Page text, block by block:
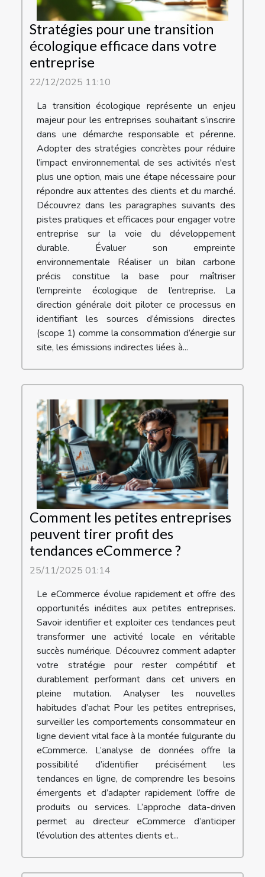
Stratégies pour une transition
écologique efficace dans votre
entreprise
22/12/2025 11:10
La transition écologique représente un enjeu
majeur pour les entreprises souhaitant s’inscrire
dans une démarche responsable et pérenne.
Adopter des stratégies concrètes pour réduire
l’impact environnemental de ses activités n'est
plus une option, mais une étape nécessaire pour
répondre aux attentes des clients et du marché.
Découvrez dans les paragraphes suivants des
pistes pratiques et efficaces pour engager votre
entreprise sur la voie du développement
durable. Évaluer son empreinte
environnementale Réaliser un bilan carbone
précis constitue la base pour maîtriser
l’empreinte écologique de l’entreprise. La
direction générale doit piloter ce processus en
identifiant les sources d’émissions directes
(scope 1) comme la consommation d’énergie sur
site, les émissions indirectes liées à...
Comment les petites entreprises
peuvent tirer profit des
tendances eCommerce ?
25/11/2025 01:14
Le eCommerce évolue rapidement et offre des
opportunités inédites aux petites entreprises.
Savoir identifier et exploiter ces tendances peut
transformer une activité locale en véritable
succès numérique. Découvrez comment adapter
votre stratégie pour rester compétitif et
durablement performant dans cet univers en
pleine mutation. Analyser les nouvelles
habitudes d’achat Pour les petites entreprises,
surveiller les comportements consommateur en
ligne devient vital face à la montée fulgurante du
eCommerce. L’analyse de données offre la
possibilité d’identifier précisément les
tendances en ligne, de comprendre les besoins
émergents et d’adapter rapidement l’offre de
produits ou services. L’approche data-driven
permet au directeur eCommerce d’anticiper
l’évolution des attentes clients et...